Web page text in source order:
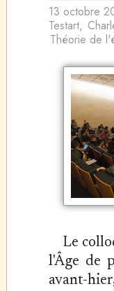
13 octobre
Testart,
Théorie de
Le
l'Âge de
avant-